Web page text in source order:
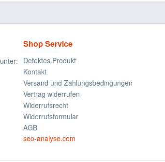
Shop Service
Defektes Produkt
Kontakt
Versand und Zahlungsbedingungen
Vertrag widerrufen
Widerrufsrecht
Widerrufsformular
AGB
seo-analyse.com